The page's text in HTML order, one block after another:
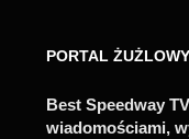
PORTAL
Best Speedway
wiadomościami,